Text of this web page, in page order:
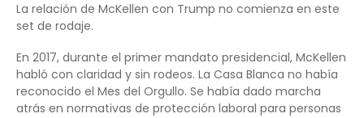
La relación de McKellen con Trump no comienza en este
set de rodaje.
En 2017, durante el primer mandato presidencial, McKellen
habló con claridad y sin rodeos. La Casa Blanca no había
reconocido el Mes del Orgullo. Se había dado marcha
atrás en normativas de protección laboral para personas